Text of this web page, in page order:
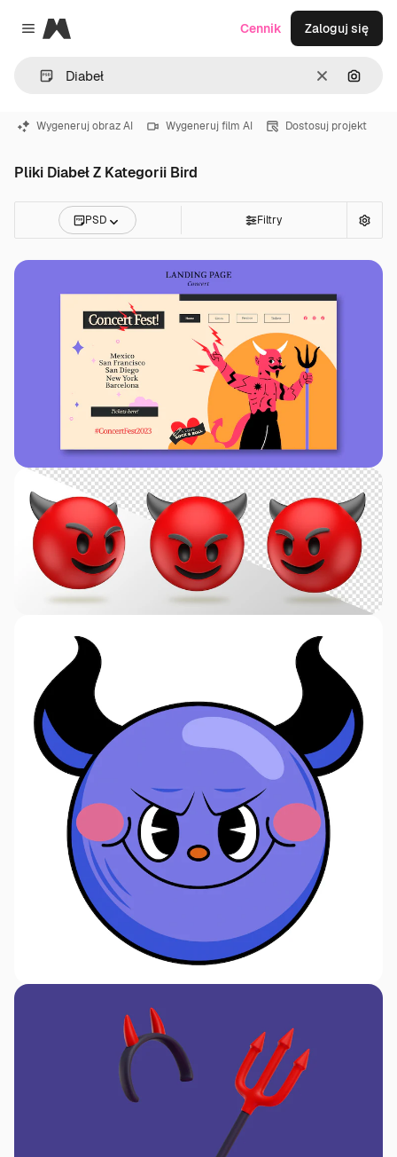
Close menu
Magnific
WyczyśćSzukaj
Cennik Zaloguj się
Wygeneruj obraz AI Wygeneruj film AI Dostosuj projekt
Pliki Diabeł Z Kategorii Bird
PSD Filtry